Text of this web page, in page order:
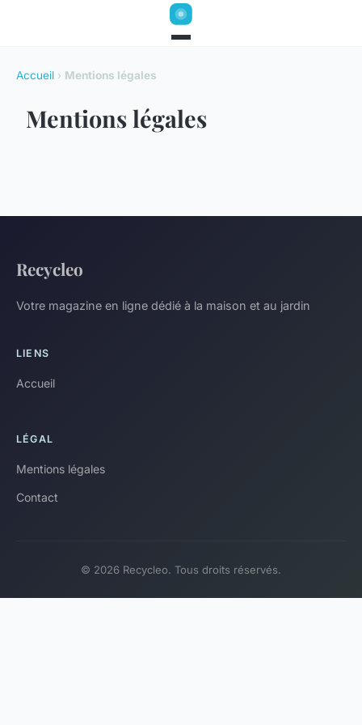
Accueil › Mentions légales
Mentions légales
Recycleo
Votre magazine en ligne dédié à la maison et au jardin
LIENS
Accueil
LÉGAL
Mentions légales
Contact
© 2026 Recycleo. Tous droits réservés.